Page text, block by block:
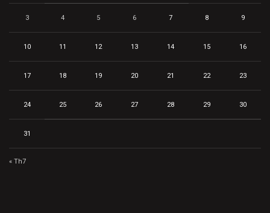
3 4 5 6 7 8 9
10 11 12 13 14 15 16
17 18 19 20 21 22 23
24 25 26 27 28 29 30
31
« Th7